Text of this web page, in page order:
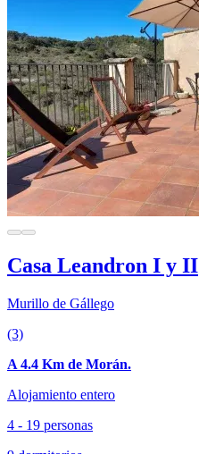
Casa Leandron I y II
Murillo de Gállego
(3)
A 4.4 Km de Morán.
Alojamiento entero
4 - 19 personas